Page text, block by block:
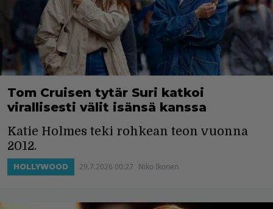
Tom Cruisen tytär Suri katkoi
virallisesti välit isänsä kanssa
Katie Holmes teki rohkean teon vuonna
2012.
HOLLYWOOD 29.7.2026 00:27 Niko Ikonen